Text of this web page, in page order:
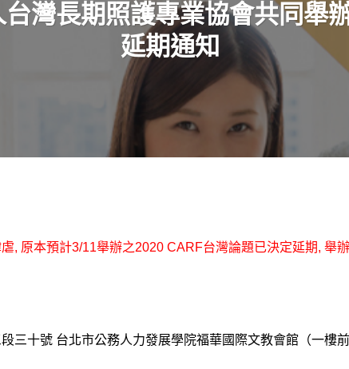
灣長期照護專業協會共同舉
延期通知
, 原本預計3/11舉辦之2020 CARF台灣論題已決定延期, 舉
三十號 台北市公務人力發展學院福華國際文教會館（一樓